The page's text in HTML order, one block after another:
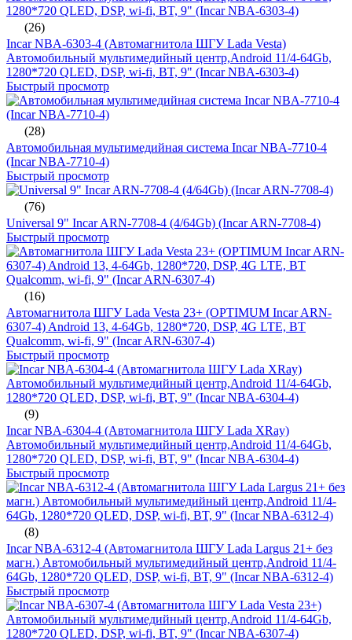
(26)
Incar NBA-6303-4 (Автомагнитола ШГУ Lada Vesta)
Автомобильный мультимедийный центр,Android 11/4-64Gb,
1280*720 QLED, DSP, wi-fi, BT, 9" (Incar NBA-6303-4)
Быстрый просмотр
(28)
Автомобильная мультимедийная система Incar NBA-7710-4
(Incar NBA-7710-4)
Быстрый просмотр
(76)
Universal 9" Incar ARN-7708-4 (4/64Gb) (Incar ARN-7708-4)
Быстрый просмотр
(16)
Автомагнитола ШГУ Lada Vesta 23+ (OPTIMUM Incar ARN-
6307-4) Android 13, 4-64Gb, 1280*720, DSP, 4G LTE, BT
Qualcomm, wi-fi, 9" (Incar ARN-6307-4)
Быстрый просмотр
(9)
Incar NBA-6304-4 (Автомагнитола ШГУ Lada XRay)
Автомобильный мультимедийный центр,Android 11/4-64Gb,
1280*720 QLED, DSP, wi-fi, BT, 9" (Incar NBA-6304-4)
Быстрый просмотр
(8)
Incar NBA-6312-4 (Автомагнитола ШГУ Lada Largus 21+ без
магн.) Автомобильный мультимедийный центр,Android 11/4-
64Gb, 1280*720 QLED, DSP, wi-fi, BT, 9" (Incar NBA-6312-4)
Быстрый просмотр